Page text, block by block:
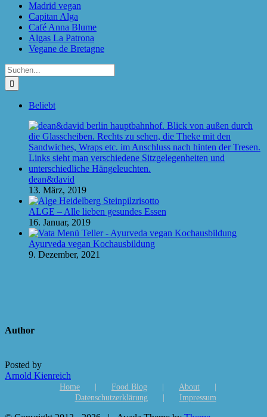
Madrid vegan
Capitan Alga
Café Anna Blume
Algas La Patrona
Vegane de Bretagne
Suche
nach:
Beliebt
dean&david
13. März, 2019
ALGE – Alle lieben gesundes Essen
16. Januar, 2019
Ayurveda vegan Kochausbildung
9. Dezember, 2021
Author
Posted by
Arnold Kienreich
Home Food Blog
About
Datenschutzerklärung
Impressum